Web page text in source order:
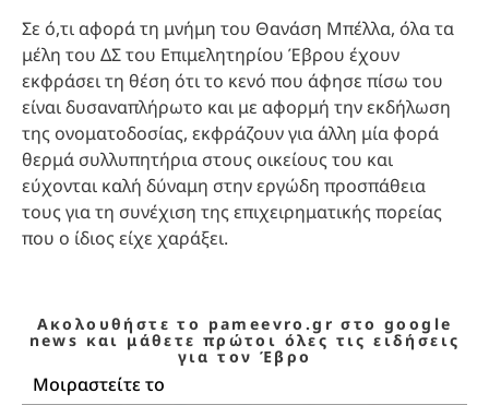
Σε ό,τι αφορά τη μνήμη του Θανάση Μπέλλα, όλα τα
μέλη του ΔΣ του Επιμελητηρίου Έβρου έχουν
εκφράσει τη θέση ότι το κενό που άφησε πίσω του
είναι δυσαναπλήρωτο και με αφορμή την εκδήλωση
της ονοματοδοσίας, εκφράζουν για άλλη μία φορά
θερμά συλλυπητήρια στους οικείους του και
εύχονται καλή δύναμη στην εργώδη προσπάθεια
τους για τη συνέχιση της επιχειρηματικής πορείας
που ο ίδιος είχε χαράξει.
Ακολουθήστε το pameevro.gr στο google
news και μάθετε πρώτοι όλες τις ειδήσεις
για τον Έβρο
Μοιραστείτε το